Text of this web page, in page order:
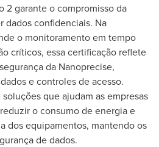
2 garante o compromisso da
dados confidenciais. Na
o monitoramento em tempo
críticos, essa certificação reflete
da Nanoprecise,
e controles de acesso.
que ajudam as empresas
o consumo de energia e
dos equipamentos, mantendo os
de dados.